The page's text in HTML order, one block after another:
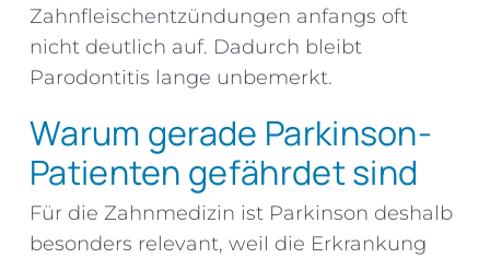
Zahnfleischentzündungen anfangs oft
nicht deutlich auf. Dadurch bleibt
Parodontitis lange unbemerkt.
Warum gerade Parkinson-
Patienten gefährdet sind
Für die Zahnmedizin ist Parkinson deshalb
besonders relevant, weil die Erkrankung